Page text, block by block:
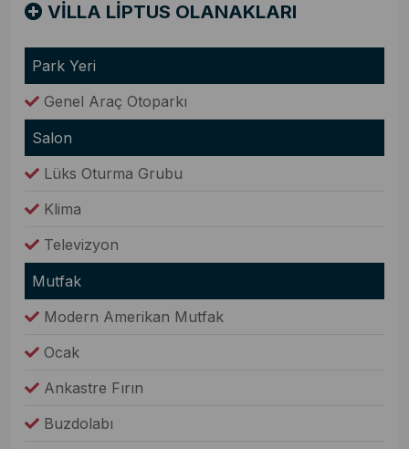
VİLLA LİPTUS OLANAKLARI
Park Yeri
Genel Araç Otoparkı
Salon
Lüks Oturma Grubu
Klima
Televizyon
Mutfak
Modern Amerikan Mutfak
Ocak
Ankastre Fırın
Buzdolabı